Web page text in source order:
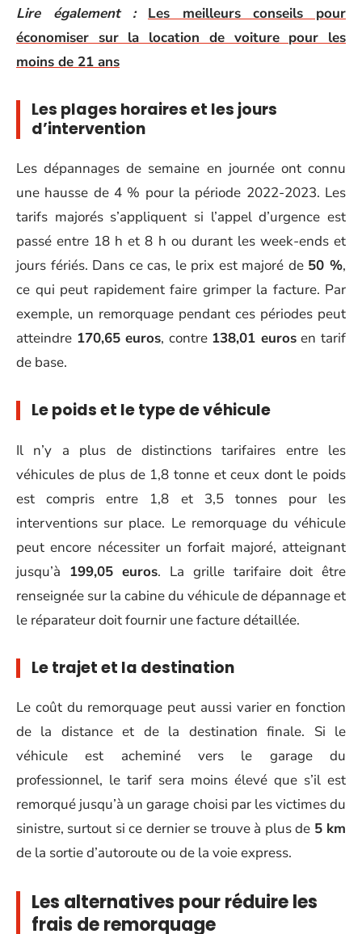
Lire également :
Les meilleurs conseils pour
économiser sur la location de voiture pour les
moins de 21 ans
Les plages horaires et les jours
d’intervention
Les dépannages de semaine en journée ont connu
une hausse de 4 % pour la période 2022-2023. Les
tarifs majorés s’appliquent si l’appel d’urgence est
passé entre 18 h et 8 h ou durant les week-ends et
jours fériés. Dans ce cas, le prix est majoré de 50 %,
ce qui peut rapidement faire grimper la facture. Par
exemple, un remorquage pendant ces périodes peut
atteindre 170,65 euros, contre 138,01 eurosen tarif
de base.
Le poids et le type de véhicule
Il n’y a plus de distinctions tarifaires entre les
véhicules de plus de 1,8 tonne et ceux dont le poids
est compris entre 1,8 et 3,5 tonnes pour les
interventions sur place. Le remorquage du véhicule
peut encore nécessiter un forfait majoré, atteignant
jusqu’à 199,05 euros. La grille tarifaire doit être
renseignée sur la cabine du véhicule de dépannage et
le réparateur doit fournir une facture détaillée.
Le trajet et la destination
Le coût du remorquage peut aussi varier en fonction
de la distance et de la destination finale. Si le
véhicule est acheminé vers le garage du
professionnel, le tarif sera moins élevé que s’il est
remorqué jusqu’à un garage choisi par les victimes du
sinistre, surtout si ce dernier se trouve à plus de 5 km
de la sortie d’autoroute ou de la voie express.
Les alternatives pour réduire les
frais de remorquage